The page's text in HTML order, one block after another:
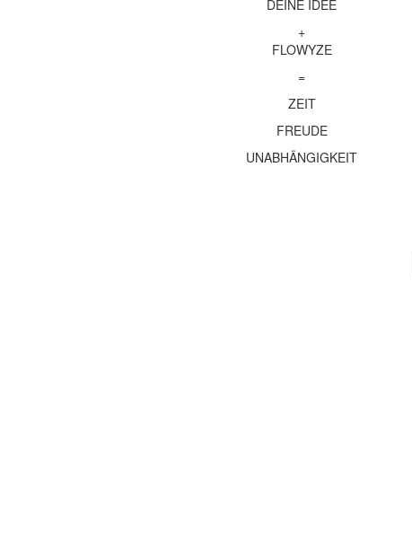
DEINE IDEE
+
FLOWYZE
=
ZEIT
FREUDE
UNABHÄNGIGKEIT